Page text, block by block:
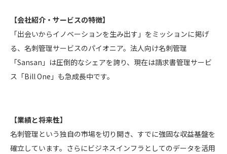
【会社紹介・サービスの特徴】
「出会いからイノベーションを生み出す」をミッションに掲げ
る、名刺管理サービスのパイオニア。法人向け名刺管理
「Sansan」は圧倒的なシェアを誇り、現在は請求書管理サービ
ス「Bill One」も急成長中です。
【業績と将来性】
名刺管理という独自の市場を切り開き、すでに強固な収益基盤を
確立しています。さらにビジネスインフラとしてのデータを活用